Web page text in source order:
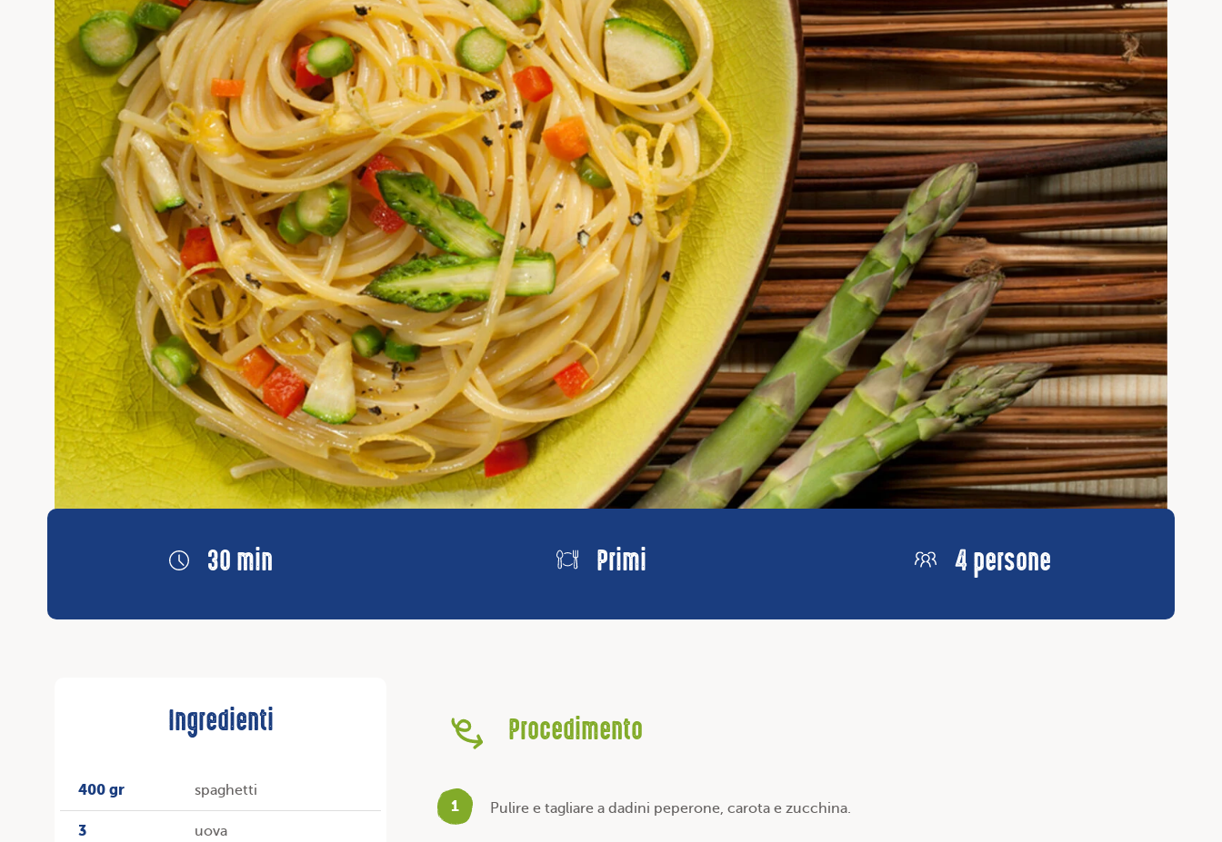
30 min Primi 4 persone
Ingredienti
400 gr spaghetti
3 uova
Procedimento
1 Pulire e tagliare a dadini peperone, carota e zucchina.